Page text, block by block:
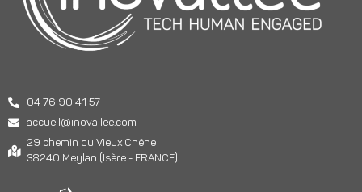
04 76 90 41 57
accueil@inovallee.com
29 chemin du Vieux Chêne
38240 Meylan (Isère - FRANCE)